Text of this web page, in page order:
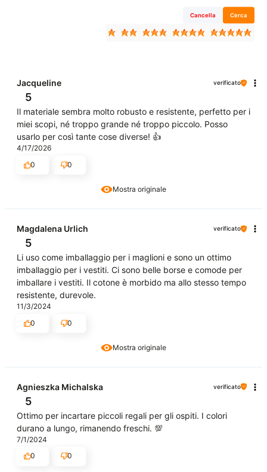
Cancella Cerca
Mostra originale
Jacqueline verificato
5
Il materiale sembra molto robusto e resistente, perfetto per i
miei scopi, né troppo grande né troppo piccolo. Posso
usarlo per così tante cose diverse! 👍️
4/17/2026
0
0
Mostra originale
Magdalena Urlich verificato
5
Li uso come imballaggio per i maglioni e sono un ottimo
imballaggio per i vestiti. Ci sono belle borse e comode per
imballare i vestiti. Il cotone è morbido ma allo stesso tempo
resistente, durevole.
11/3/2024
0
0
Agnieszka Michalska verificato
5
Ottimo per incartare piccoli regali per gli ospiti. I colori
durano a lungo, rimanendo freschi. 💯
7/1/2024
0
0